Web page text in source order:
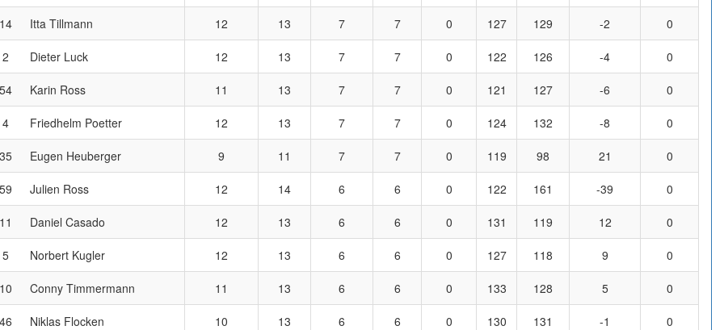
14 Itta Tillmann 12 13 7 7 0 127 129 -2 0
2 Dieter Luck 12 13 7 7 0 122 126 -4 0
54 Karin Ross 11 13 7 7 0 121 127 -6 0
4 Friedhelm Poetter 12 13 7 7 0 124 132 -8 0
35 Eugen Heuberger 9 11 7 7 0 119 98 21 0
59 Julien Ross 12 14 6 6 0 122 161 -39 0
11 Daniel Casado 12 13 6 6 0 131 119 12 0
5 Norbert Kugler 12 13 6 6 0 127 118 9 0
10 Conny Timmermann 11 13 6 6 0 133 128 5 0
46 Niklas Flocken 10 13 6 6 0 130 131 -1 0